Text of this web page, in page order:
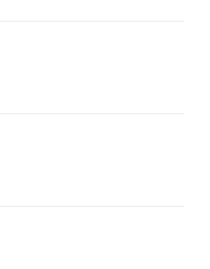
klasy Ah) 7 producentów
AMPShare - Powered by
przełączania (100% -